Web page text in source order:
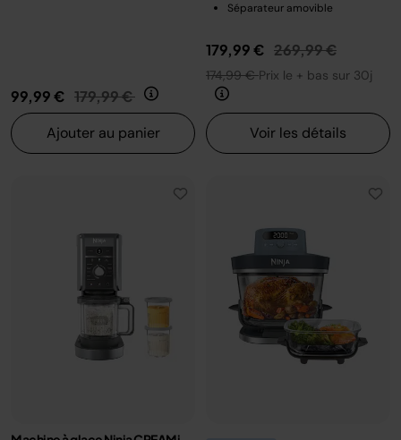
99,99 € Prix réduit de
179,99 € au
Ajouter au panier
Séparateur amovible
179,99 € Prix réduit de
269,99 €au
174,99 €Prix le + bas sur 30j
Voir les détails